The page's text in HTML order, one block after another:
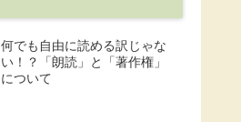
何でも自由に読める訳じゃな
い！？「朗読」と「著作権」
について